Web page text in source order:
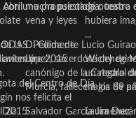
la
y
Día
con una propuesta
Pedida de
2015
del Centro de Día
nos felicita el
2015
mucha psicología, teatro
vena y leyes
D. Clemente Lucio Guirao
López, sacerdote
canónigo de la Catedral
Murcia, fallece a los 89
Salvador García Jiménez
de nuestra
hubiera
...
Wichy de
un regalo
magia de
Laura